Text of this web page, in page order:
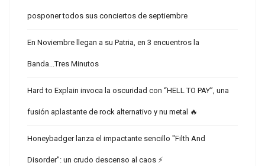
posponer todos sus conciertos de septiembre
En Noviembre llegan a su Patria, en 3 encuentros la
Banda...Tres Minutos
Hard to Explain invoca la oscuridad con “HELL TO PAY”, una
fusión aplastante de rock alternativo y nu metal 🔥
Honeybadger lanza el impactante sencillo "Filth And
Disorder": un crudo descenso al caos ⚡